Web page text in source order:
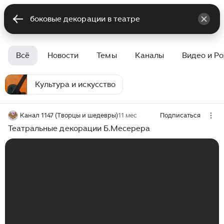
Всё Новости Темы Каналы Видео и
Культура и искусство
Канал 1147 (Творцы и шедевры)11 мес Подписаться
Театральные декорации Б.Месерера